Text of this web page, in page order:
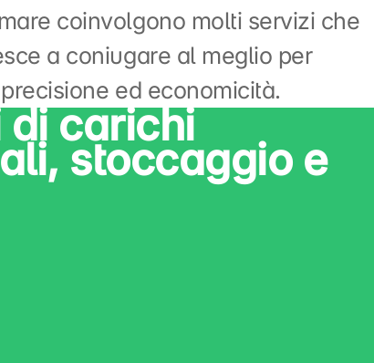
coinvolgono molti servizi che
a coniugare al meglio per
ed economicità.
carichi
stoccaggio e